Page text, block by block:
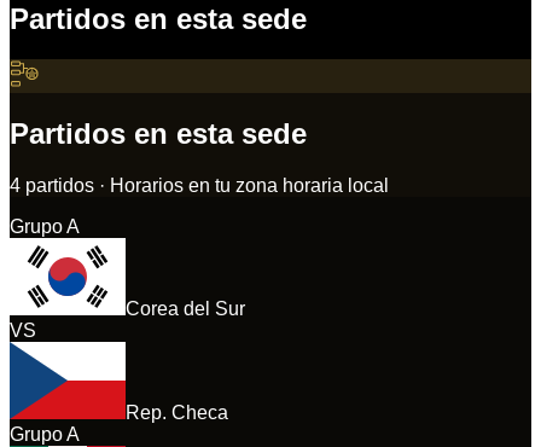
Partidos en esta sede
Partidos en esta sede
4 partidos · Horarios en tu zona horaria local
GrupoA
Corea del Sur
VS
Rep. Checa
GrupoA